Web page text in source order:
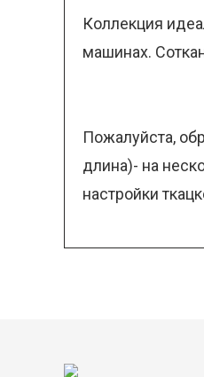
Коллекция
машинах.
Пожалуйста,
длина)- на
настройки